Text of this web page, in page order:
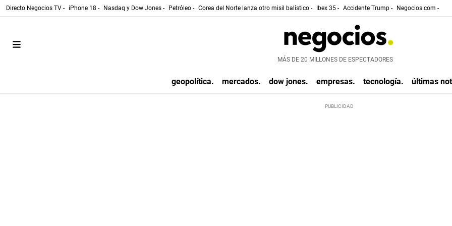
Directo Negocios TV - iPhone 18 - Nasdaq y Dow Jones - Petróleo - Corea del Norte lanza otro misil balístico - Ibex 35 - Accidente Trump - Negocios.com -
MÁS DE 20 MILLONES DE ESPECTADORES
geopolítica. mercados. dow jones. empresas. tecnología. últimas